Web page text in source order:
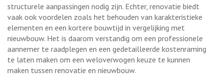
structurele aanpassingen nodig zijn. Echter, renovatie biedt
vaak ook voordelen zoals het behouden van karakteristieke
elementen en een kortere bouwtijd in vergelijking met
nieuwbouw. Het is daarom verstandig om een professionele
aannemer te raadplegen en een gedetailleerde kostenraming
te laten maken om een weloverwogen keuze te kunnen
maken tussen renovatie en nieuwbouw.